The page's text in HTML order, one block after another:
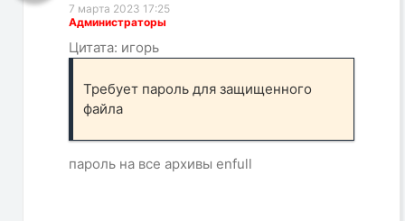
7 марта 2023 17:25
Администраторы
Цитата: игорь
Требует пароль для защищенного
файла
пароль на все архивы enfull